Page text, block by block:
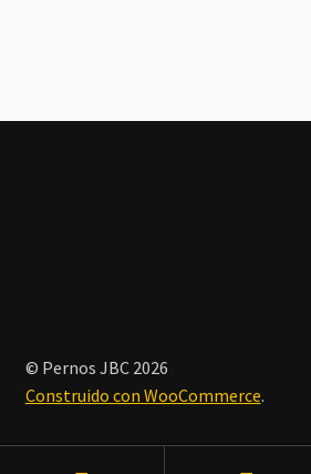
© Pernos JBC 2026
Construido con WooCommerce.